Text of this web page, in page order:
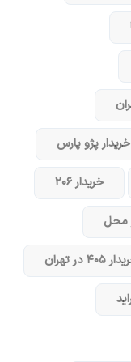
خریدار پژو پارس
خریدار ۲۰۶
۴۰۵ در تهران